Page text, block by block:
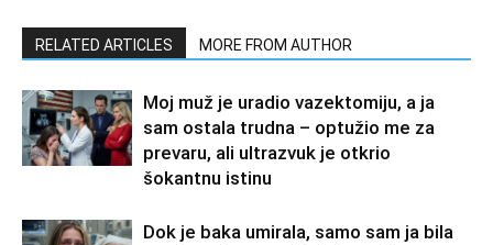
RELATED ARTICLES MORE FROM AUTHOR
Moj muž je uradio vazektomiju, a ja
sam ostala trudna – optužio me za
prevaru, ali ultrazvuk je otkrio
šokantnu istinu
Dok je baka umirala, samo sam ja bila